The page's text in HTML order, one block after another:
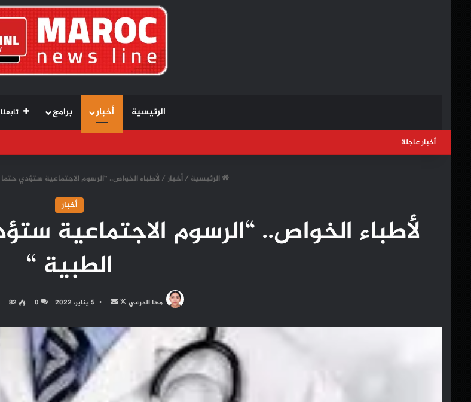
الرئيسية أخبار برامج تابعنا
أخبار عاجلة
الرئيسية /أخبار/ لأطباء الخواص.. “الرسوم الاجتماعية ستؤدي حتما
أخبار
لأطباء الخواص.. “الرسوم الاجتماعية
الطبية “
مها الدرعي
تابع
X
أرسل
إلكترونيا
5 يناير، 2022 0
82